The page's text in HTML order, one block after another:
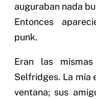
auguraban nada
Entonces
punk.
Eran las
Selfridges. La mía
ventana; sus